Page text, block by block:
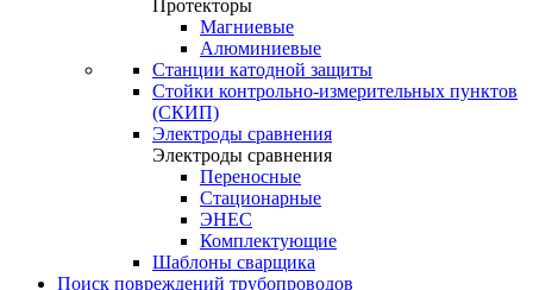
Протекторы
Магниевые
Алюминиевые
Станции катодной защиты
Стойки контрольно-измерительных пунктов
(СКИП)
Электроды сравнения
Электроды сравнения
Переносные
Стационарные
ЭНЕС
Комплектующие
Шаблоны сварщика
Поиск повреждений трубопроводов